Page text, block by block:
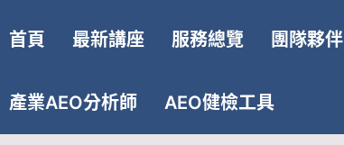
首頁 最新講座 服務總覽 團隊夥伴
產業AEO分析師 AEO健檢工具